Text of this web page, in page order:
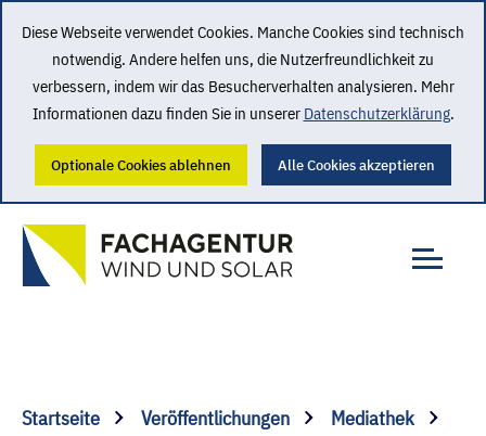
Diese Webseite verwendet Cookies. Manche Cookies sind technisch
notwendig. Andere helfen uns, die Nutzerfreundlichkeit zu
verbessern, indem wir das Besucherverhalten analysieren. Mehr
Informationen dazu finden Sie in unserer Datenschutzerklärung.
Optionale Cookies ablehnen Alle Cookies akzeptieren
Startseite Veröffentlichungen
Mediathek